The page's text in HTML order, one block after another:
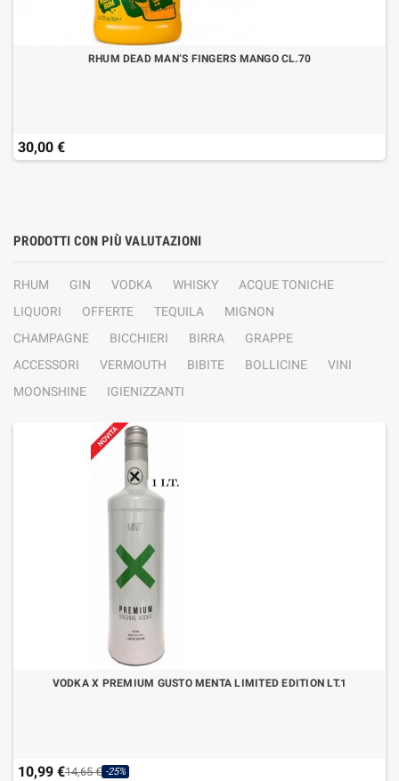
RHUM DEAD MAN’S FINGERS MANGO CL.70
30,00 €
PRODOTTI CON PIÙ VALUTAZIONI
RHUM GIN VODKA WHISKY
ACQUE TONICHE
LIQUORI
OFFERTE TEQUILA
MIGNON
CHAMPAGNE
BICCHIERI BIRRA
GRAPPE
ACCESSORI
VERMOUTH BIBITE BOLLICINE
VINI
MOONSHINE
IGIENIZZANTI
VODKA X PREMIUM GUSTO MENTA LIMITED EDITION LT.1
10,99 €14,65 € -25%